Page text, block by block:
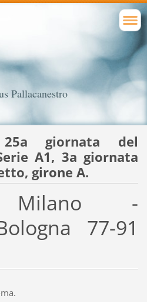
Pallacanestro
giornata del
A1, 3a giornata
girone A.
Milano -
77-91